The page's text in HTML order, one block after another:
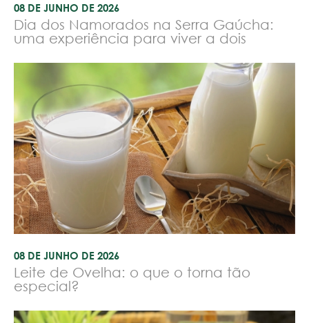
08 DE JUNHO DE 2026
Dia dos Namorados na Serra Gaúcha:
uma experiência para viver a dois
08 DE JUNHO DE 2026
Leite de Ovelha: o que o torna tão
especial?